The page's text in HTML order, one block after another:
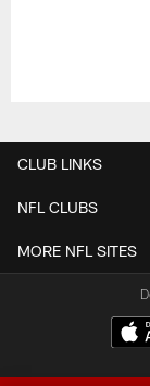
CLUB LINKS
NFL CLUBS
MORE NFL SITES